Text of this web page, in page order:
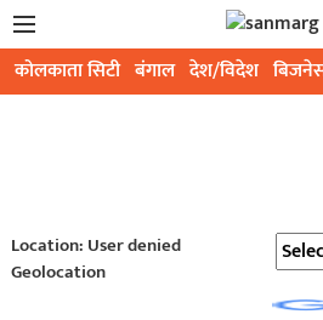
कोलकाता सिटी बंगाल देश/विदेश
Location: User denied
Geolocation